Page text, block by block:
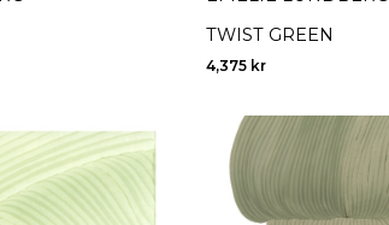
TWIST GREEN
4,375 kr